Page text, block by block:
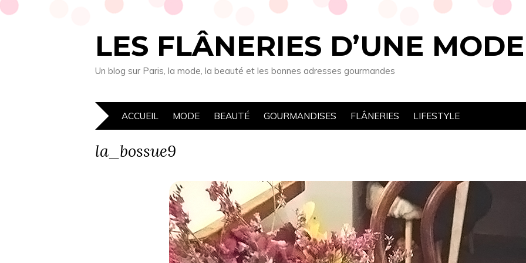
LES FLÂNERIES D’UNE
Un blog sur Paris, la mode, la beauté et les bonnes adresses gourmandes
ACCUEIL MODE BEAUTÉ GOURMANDISES FLÂNERIES LIFESTYLE
la_bossue9